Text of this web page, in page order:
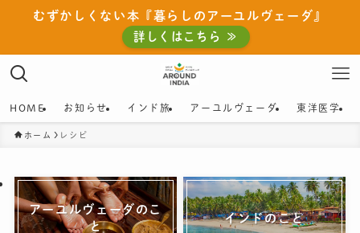
むずかしくない本『暮らしのアーユルヴェーダ』
詳しくはこちら ≫
HOME お知らせ インド旅 アーユルヴェーダ 東洋医学
ホーム レシピ
アーユルヴェーダのこ
と
インドのこと